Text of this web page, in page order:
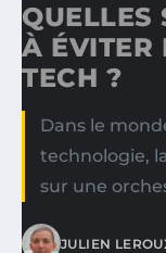
QUELLES
À ÉVITER
TECH ?
Dans le
technologie,
sur une
JULIEN